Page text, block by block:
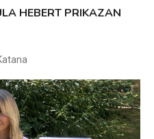
HEBERT PRIKAZAN